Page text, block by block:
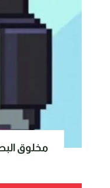
مخلوق